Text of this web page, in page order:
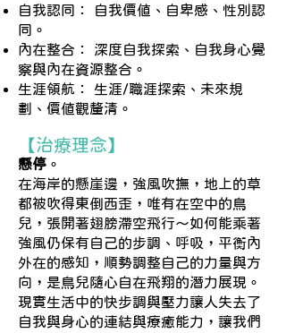
自我認同： 自我價值、自卑感、性別認
同。
內在整合： 深度自我探索、自我身心覺
察與內在資源整合。
生涯領航： 生涯/職涯探索、未來規
劃、價值觀釐清。
【治療理念】
懸停 。
在海岸的懸崖邊，強風吹撫，地上的草
都被吹得東倒西歪，唯有在空中的鳥
兒，張開著翅膀滯空飛行～如何能乘著
強風仍保有自己的步調、呼吸，平衡內
外在的感知，順勢調整自己的力量與方
向，是鳥兒隨心自在飛翔的潛力展現。
現實生活中的快步調與壓力讓人失去了
自我與身心的連結與療癒能力，讓我們